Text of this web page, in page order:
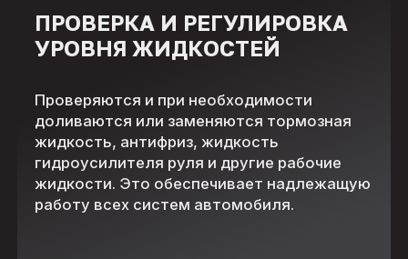
ПРОВЕРКА И РЕГУЛИРОВКА
УРОВНЯ ЖИДКОСТЕЙ
Проверяются и при необходимости
доливаются или заменяются тормозная
жидкость, антифриз, жидкость
гидроусилителя руля и другие рабочие
жидкости. Это обеспечивает надлежащую
работу всех систем автомобиля.